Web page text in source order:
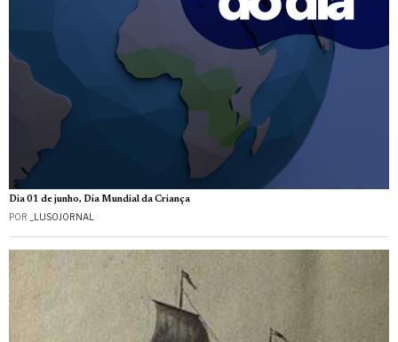
Dia 01 de junho, Dia Mundial da Criança
POR _LUSOJORNAL